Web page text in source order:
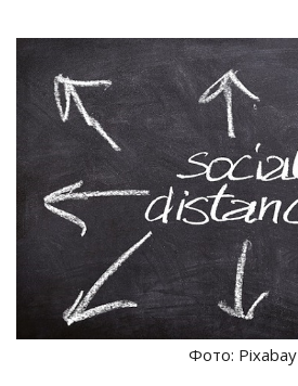
Фото: Pixabay